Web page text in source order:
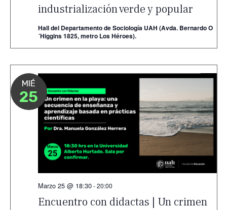
industrialización verde y popular
Hall del Departamento de Sociología UAH (Avda. Bernardo O
´Higgins 1825, metro Los Héroes).
MIÉ
25
Encuentro con didactas | Un crimen
Marzo 25 @ 18:30-20:00